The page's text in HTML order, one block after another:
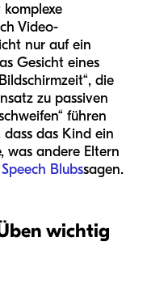
Video-
nur auf ein
Gesicht eines
die
zu passiven
führen
das Kind ein
was andere Eltern
Blubssagen.
wichtig